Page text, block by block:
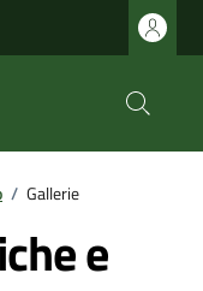
/ Gallerie
e